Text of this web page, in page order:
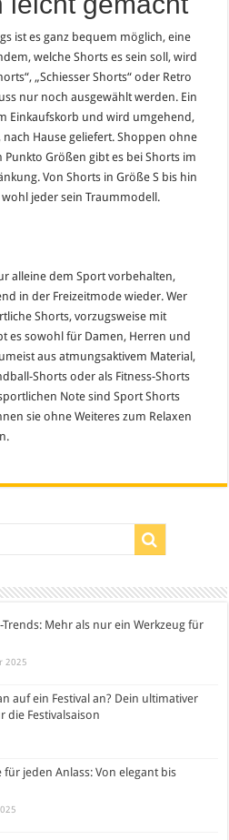
ist es ganz bequem möglich, eine
welche Shorts es sein soll, wird
„Schiesser Shorts“ oder Retro
nur noch ausgewählt werden. Ein
Einkaufskorb und wird umgehend,
Hause geliefert. Shoppen ohne
Punkto Größen gibt es bei Shorts im
Von Shorts in Größe S bis hin
jeder sein Traummodell.
alleine dem Sport vorbehalten,
in der Freizeitmode wieder. Wer
Shorts, vorzugsweise mit
es sowohl für Damen, Herren und
aus atmungsaktivem Material,
Shorts oder als Fitness-Shorts
Note sind Sport Shorts
sie ohne Weiteres zum Relaxen
Mehr als nur ein Werkzeug für
2025
auf ein Festival an? Dein ultimativer
die Festivalsaison
jeden Anlass: Von elegant bis